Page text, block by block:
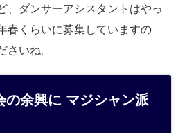
、ダンサーアシスタントはやっ
春くらいに募集していますの
さいね。
の余興に マジシャン派